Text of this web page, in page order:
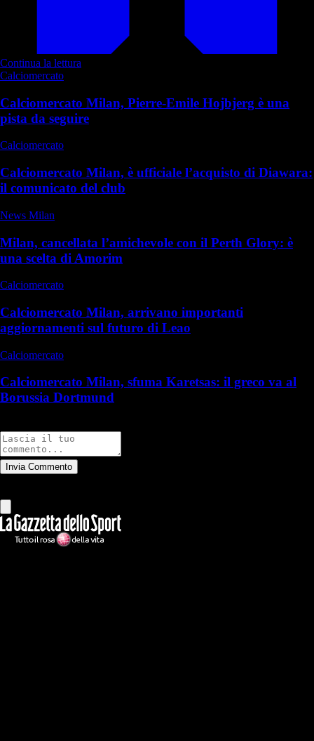
Continua la lettura
Calciomercato
Calciomercato Milan, Pierre-Emile Hojbjerg è una
pista da seguire
Calciomercato
Calciomercato Milan, è ufficiale l’acquisto di Diawara:
il comunicato del club
News Milan
Milan, cancellata l’amichevole con il Perth Glory: è
una scelta di Amorim
Calciomercato
Calciomercato Milan, arrivano importanti
aggiornamenti sul futuro di Leao
Calciomercato
Calciomercato Milan, sfuma Karetsas: il greco va al
Borussia Dortmund
Invia Commento